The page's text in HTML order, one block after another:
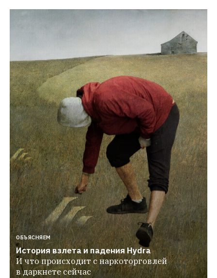
ОБЪЯСНЯЕМ
История взлета и падения Hydra
И что происходит с наркоторговлей
в даркнете сейчас